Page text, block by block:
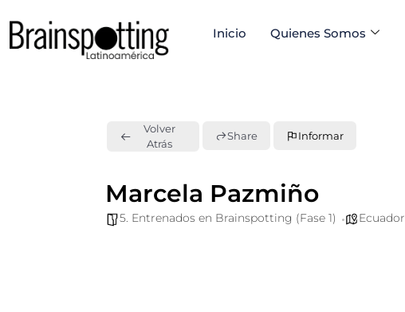
Ir
al
Inicio Quienes Somos
Volver
Atrás
Share Informar
Marcela Pazmiño
5. Entrenados en Brainspotting (Fase 1) Ecuador